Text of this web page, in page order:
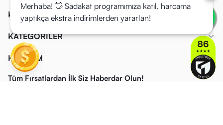
KURUMSAL
KATEGORİLER
HESABIM
Tüm Fırsatlardan İlk Siz Haberdar Olun!
Merhaba! 👋 Sadakat programımıza katıl, harcama
yaptıkça ekstra indirimlerden yararlan!